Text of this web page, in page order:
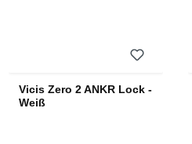
Vicis Zero 2 ANKR Lock -
Weiß